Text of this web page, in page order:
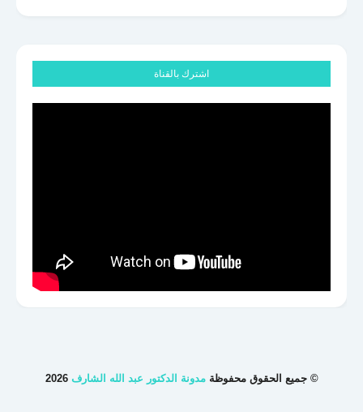
اشترك بالقناة
© جميع الحقوق محفوظةمدونة الدكتور عبد الله الشارف 2026